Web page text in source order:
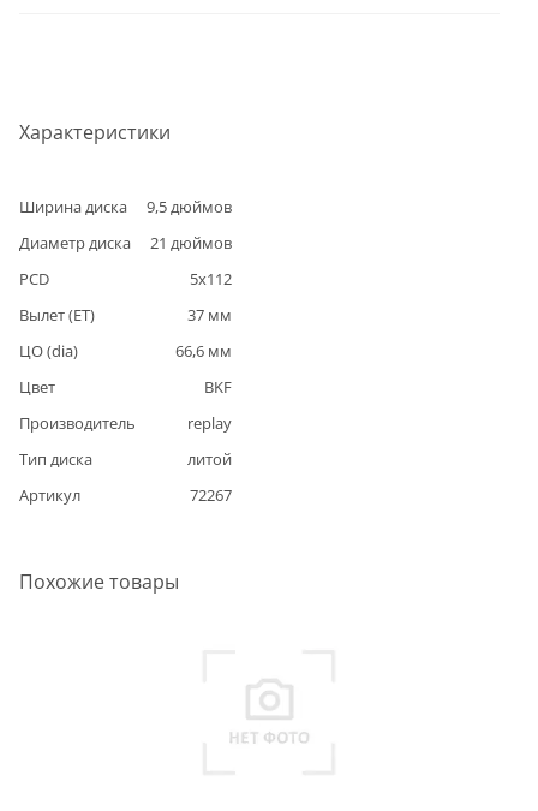
Характеристики
Ширина диска 9,5дюймов
Диаметр диска
21 дюймов
PCD
5x112
Вылет (ET)
37 мм
ЦО (dia)
66,6 мм
Цвет
BKF
Производитель
replay
Тип диска
литой
Артикул
72267
Похожие товары